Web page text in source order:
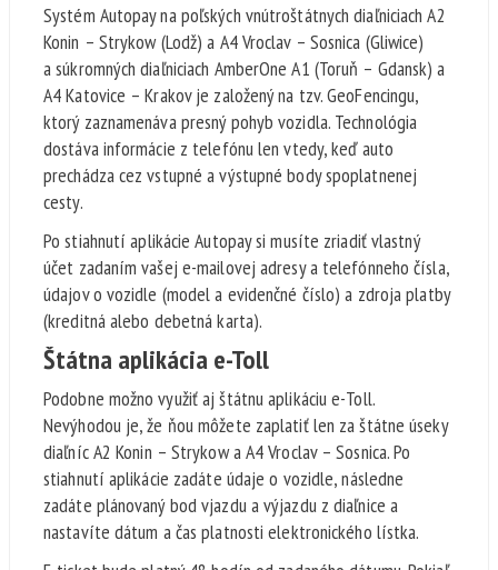
Systém Autopay na poľských vnútroštátnych diaľniciach A2
Konin – Strykow (Lodž) a A4 Vroclav – Sosnica (Gliwice)
a súkromných diaľniciach AmberOne A1 (Toruň – Gdansk) a
A4 Katovice – Krakov je založený na tzv. GeoFencingu,
ktorý zaznamenáva presný pohyb vozidla. Technológia
dostáva informácie z telefónu len vtedy, keď auto
prechádza cez vstupné a výstupné body spoplatnenej
cesty.
Po stiahnutí aplikácie Autopay si musíte zriadiť vlastný
účet zadaním vašej e-mailovej adresy a telefónneho čísla,
údajov o vozidle (model a evidenčné číslo) a zdroja platby
(kreditná alebo debetná karta).
Štátna aplikácia e-Toll
Podobne možno využiť aj štátnu aplikáciu e-Toll.
Nevýhodou je, že ňou môžete zaplatiť len za štátne úseky
diaľníc A2 Konin – Strykow a A4 Vroclav – Sosnica. Po
stiahnutí aplikácie zadáte údaje o vozidle, následne
zadáte plánovaný bod vjazdu a výjazdu z diaľnice a
nastavíte dátum a čas platnosti elektronického lístka.